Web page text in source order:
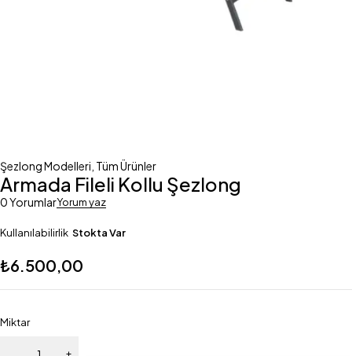
Şezlong Modelleri Tüm Ürünler
Armada Fileli Kollu Şezlong
0 YorumlarYorum yaz
Kullanılabilirlik Stokta Var
₺6.500,00
Miktar